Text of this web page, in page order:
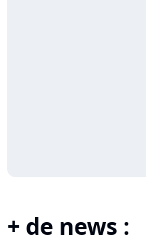
+ de news :